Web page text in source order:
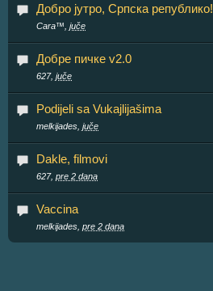
Добро јутро, Српска републико!
Cara™, juče
Добре пичке v2.0
627, juče
Podijeli sa Vukajlijašima
melkijades, juče
Dakle, filmovi
627, pre 2 dana
Vaccina
melkijades, pre 2 dana